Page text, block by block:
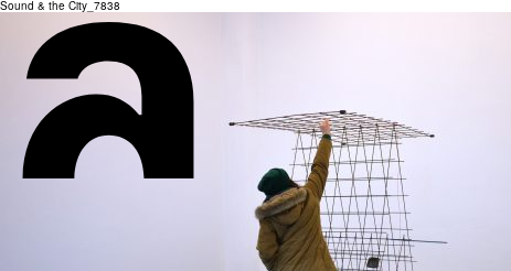
Sound & the City_7838